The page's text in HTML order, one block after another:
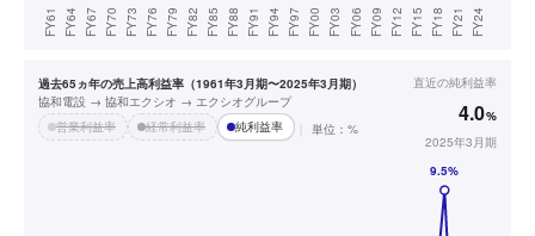
過去65ヵ年の売上高利益率（1961年3月期〜2025年3月期）
協和電設 → 協和エクシオ → エクシオグループ
営業利益率
経常利益率 純利益率 単位：%
直近の純利益率
4.0%
2025年3月期